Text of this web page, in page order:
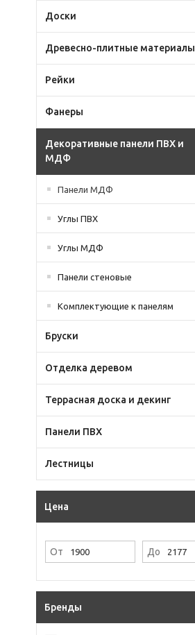
Доски
Древесно-плитные материалы
Рейки
Фанеры
Декоративные панели ПВХ и
МДФ
Панели МДФ
Углы ПВХ
Углы МДФ
Панели стеновые
Комплектующие к панелям
Бруски
Отделка деревом
Террасная доска и декинг
Панели ПВХ
Лестницы
Цена
От До
Бренды